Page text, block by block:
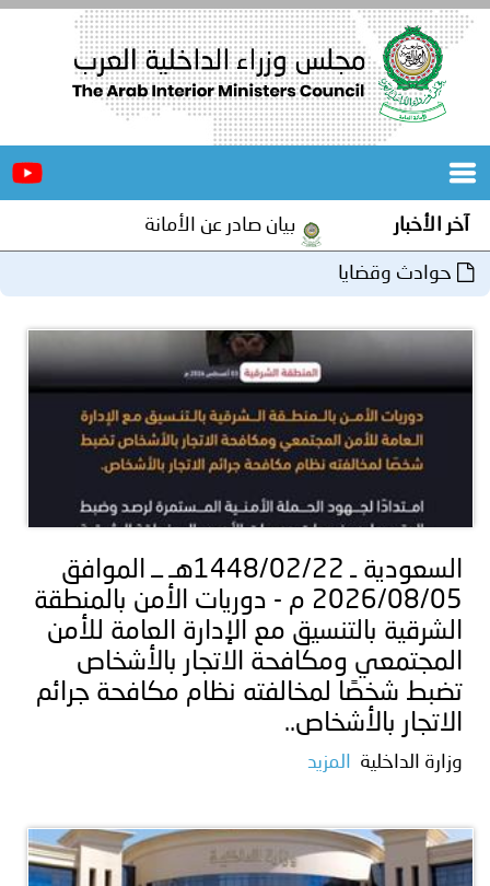
الرئيسية
المجلس
مؤتمرات
و
اجتماعات
جهود
و
إنجازات
برامج
توعوية
الخدمات
الإلكترونية
وفيديو
مجلة
أصداء
الأمانة
إعلانات
من
نحن
اتصل
آخر الأخبار بيان صادر عن الأمانة العامة لمجلس وزراء
حوادث وقضايا
السعودية ـ 1448/02/22هـ ــ الموافق
2026/08/05 م - دوريات الأمن بالمنطقة
الشرقية بالتنسيق مع الإدارة العامة للأمن
المجتمعي ومكافحة الاتجار بالأشخاص
تضبط شخصًا لمخالفته نظام مكافحة جرائم
الاتجار بالأشخاص..
وزارة الداخلية المزيد